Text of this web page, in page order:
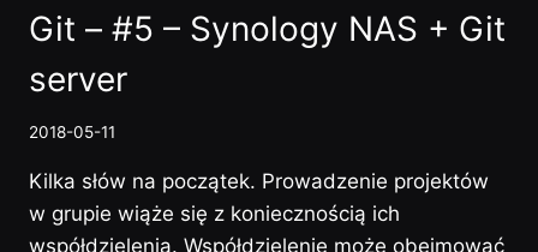
Git – #5 – Synology NAS + Git
server
2018-05-11
Kilka słów na początek. Prowadzenie projektów
w grupie wiąże się z koniecznością ich
współdzielenia. Współdzielenie może obejmować